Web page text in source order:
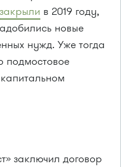
закрыли в 2019 году,
новые
нужд. Уже тогда
подмостовое
заключил договор